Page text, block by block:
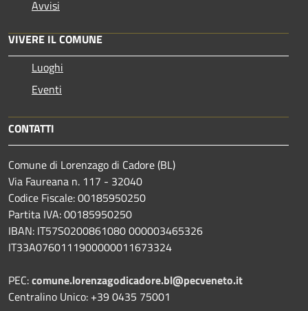
Avvisi
VIVERE IL COMUNE
Luoghi
Eventi
CONTATTI
Comune di Lorenzago di Cadore (BL)
Via Faureana n. 117 - 32040
Codice Fiscale: 00185950250
Partita IVA: 00185950250
IBAN: IT57S0200861080 000003465326
IT33A0760111900000011673324
PEC:comune.lorenzagodicadore.bl@pecveneto.it
Centralino Unico: +39 0435 75001